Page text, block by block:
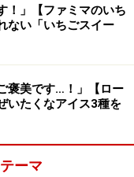
！ 「お店で焼
甘過ぎないのもよか
（税込160.92円）
。袋パンに比べて
！」【ファミマのいち
ない「いちごスイー
褒美です…！」【ロー
いたくなアイス3種を
ーマ